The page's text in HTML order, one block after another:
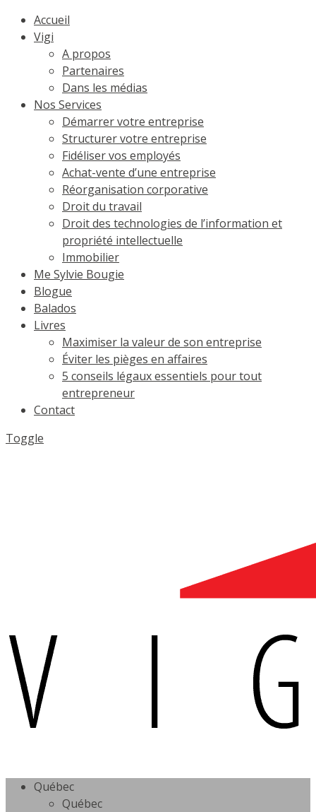
Accueil
Vigi
A propos
Partenaires
Dans les médias
Nos Services
Démarrer votre entreprise
Structurer votre entreprise
Fidéliser vos employés
Achat-vente d’une entreprise
Réorganisation corporative
Droit du travail
Droit des technologies de l’information et
propriété intellectuelle
Immobilier
Me Sylvie Bougie
Blogue
Balados
Livres
Maximiser la valeur de son entreprise
Éviter les pièges en affaires
5 conseils légaux essentiels pour tout
entrepreneur
Contact
Toggle
Québec
Québec